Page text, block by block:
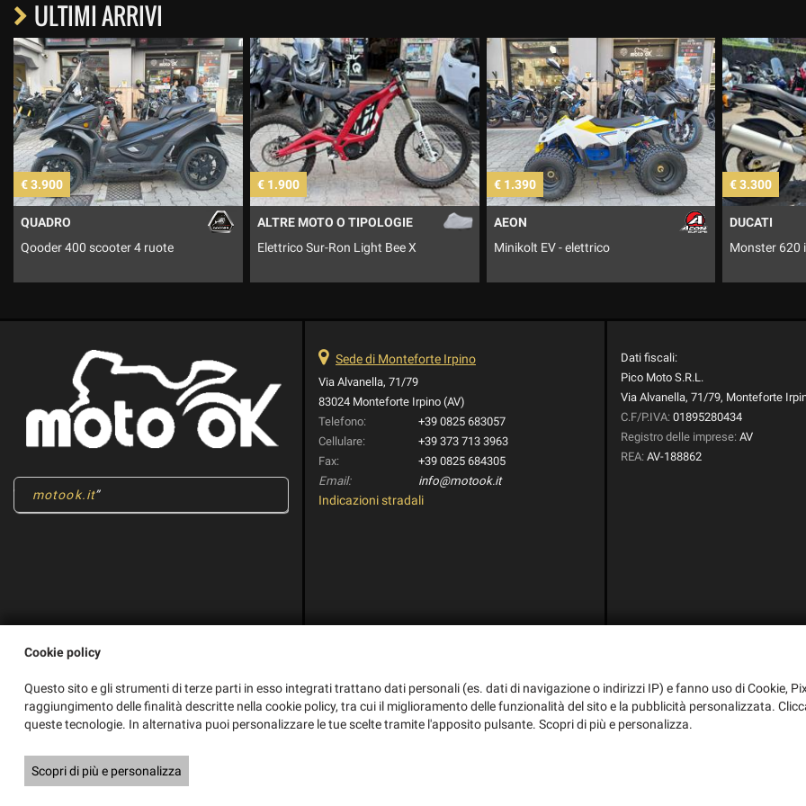
ULTIMI ARRIVI
€ 1.900
ALTRE MOTO O TIPOLOGIE
Elettrico Sur-Ron Light Bee X
€ 1.390
AEON
Minikolt EV - elettrico
€ 3.300
DUCATI
Monster 620 i.e. Dark
€ 1.999
YAMAHA
TDM 900 .
motook.it
Sede di Monteforte Irpino
Via Alvanella, 71/79
83024 Monteforte Irpino (AV)
Telefono:
+39 0825 683057
Cellulare:
+39 373 713 3963
Fax:
+39 0825 684305
Email:
info@motook.it
Indicazioni stradali
Dati fiscali:
Pico Moto S.R.L.
Via Alvanella, 71/79, Monteforte
C.F/P.IVA: 01895280434
Registro delle imprese: AV
REA: AV-188862
Copyright © 2026 GestionaleAuto.com S.r.l., Tutti i diritti riservati -
Cookie policy
Questo sito e gli strumenti di terze parti in esso integrati trattano dati personali (es. dati di navigazione o indirizzi IP) e fanno uso di Cookie,
raggiungimento delle finalità descritte nella cookie policy, tra cui il miglioramento delle funzionalità del sito e la pubblicità personalizzata.
queste tecnologie. In alternativa puoi personalizzare le tue scelte tramite l'apposito pulsante. Scopri di più e personalizza.
Scopri di più e personalizza